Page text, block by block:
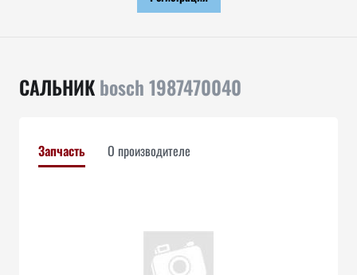
САЛЬНИКbosch 1987470040
Запчасть О производителе